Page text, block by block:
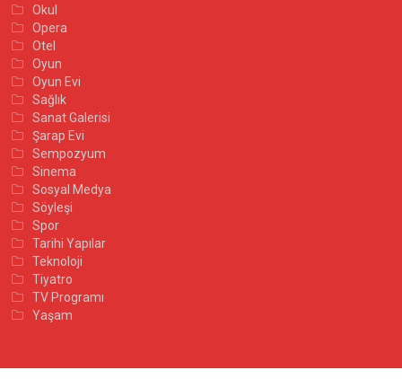
Okul
Opera
Otel
Oyun
Oyun Evi
Sağlık
Sanat Galerisi
Şarap Evi
Sempozyum
Sinema
Sosyal Medya
Söyleşi
Spor
Tarihi Yapılar
Teknoloji
Tiyatro
TV Programı
Yaşam